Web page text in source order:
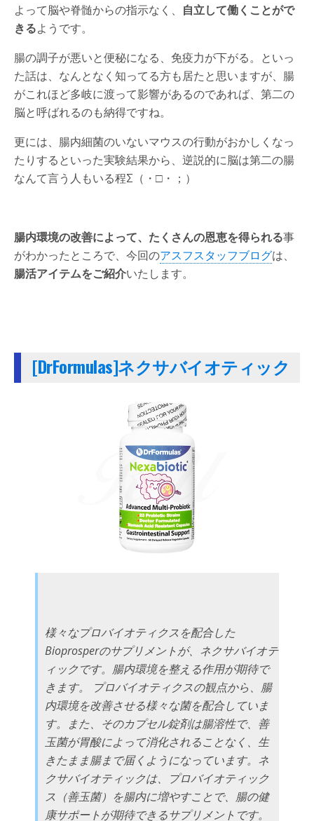
よって脳や脊髄からの指示なく、 自立して働くことがで
きるようです。
腸の調子が悪いと便秘になる、免疫力が下がる。といっ
た話は、なんとなく知ってる方も居たと思いますが、腸
がこれほど多岐に渡って影響があるのであれば、第二の
脳と呼ばれるのも納得ですね。
更には、腸内細菌のいないマウスの行動がおかしくなっ
たりするといった実験結果から、逆説的に脳は第二の腸
なんて言う人もいる程Σ（・□・；）
腸内環境の改善によって、たくさんの恩恵を得られる事
がわかったところで、今回のアスフスタッフブログは、
腸活アイテムをご紹介いたします。
[DrFormulas]ネクサバイオティック
様々なプロバイオティクスを配合した
Bioprosperのサプリメントが、ネクサバイオテ
ィックです。腸内環境を整える作用が期待で
きます。 プロバイオティクスの観点から、腸
内環境を改善させる様々な菌を配合していま
す。また、そのカプセル錠剤は腸溶性で、善
玉菌が胃酸によって消化されることなく、生
きたまま腸まで届くようになっています。ネ
クサバイオティックは、プロバイオティック
ス（善玉菌）を腸内に増やすことで、腸の健
康サポートが期待できるサプリメントです。